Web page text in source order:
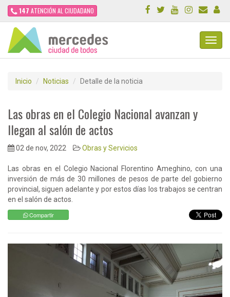
147 ATENCIÓN AL CIUDADANO
Inicio Noticias Detalle de la noticia
Las obras en el Colegio Nacional avanzan y
llegan al salón de actos
02 de nov, 2022 Obras y Servicios
Las obras en el Colegio Nacional Florentino Ameghino, con una
inversión de más de 30 millones de pesos de parte del gobierno
provincial, siguen adelante y por estos días los trabajos se centran
en el salón de actos.
Compartir